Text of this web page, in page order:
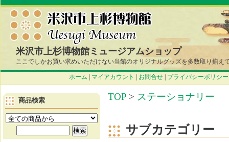
米沢市上杉博物館ミュージアムショップ
ここでしかお買い求めいただけない当館のオリジナルグッズを多数取り揃え
ホーム マイアカウント お問合せ プライバシーポリシー
TOP > ステーショナリー
サブカテゴリー
商品検索